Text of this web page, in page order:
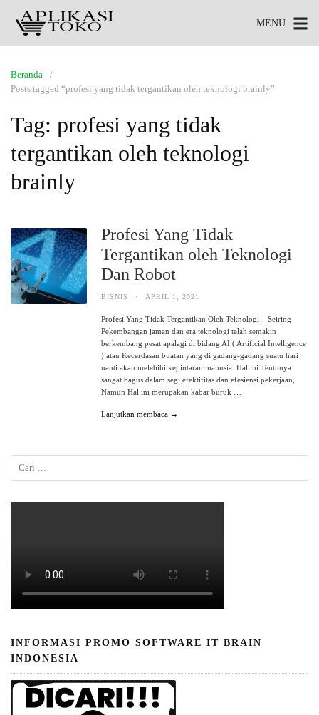
MENU
Beranda
Posts tagged “profesi yang tidak tergantikan oleh teknologi brainly”
Tag: profesi yang tidak
tergantikan oleh teknologi
brainly
Profesi Yang Tidak
Tergantikan oleh Teknologi
Dan Robot
BISNIS · APRIL 1, 2021
Profesi Yang Tidak Tergantikan Oleh Teknologi – Seiring
Pekembangan jaman dan era teknologi telah semakin
berkembang pesat apalagi di bidang AI ( Artificial Intelligence
) atau Kecerdasan buatan yang di gadang-gadang suatu hari
nanti akan melebihi kepintaran manusia. Hal ini Tentunya
sangat bagus dalam segi efektifitas dan efesiensi pekerjaan,
Namun Hal ini merupakan kabar buruk …
Lanjutkan membaca →
INFORMASI PROMO SOFTWARE IT BRAIN
INDONESIA